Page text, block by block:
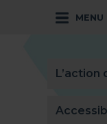
MENU
L’action